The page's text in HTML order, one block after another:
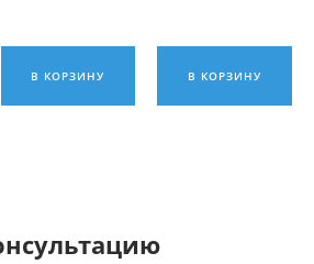
В КОРЗИНУ В КОРЗИНУ